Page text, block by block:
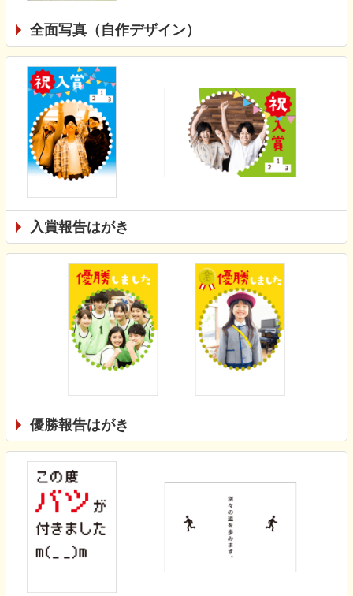
全面写真（自作デザイン）
入賞報告はがき
優勝報告はがき